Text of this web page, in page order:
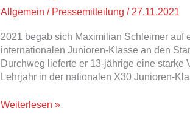
Allgemein / Pressemitteilung / 27.11.2021
2021 begab sich Maximilian Schleimer auf
internationalen Junioren-Klasse an den
Durchweg lieferte er 13-jährige eine
Lehrjahr in der nationalen X30 Junioren-
Weiterlesen »